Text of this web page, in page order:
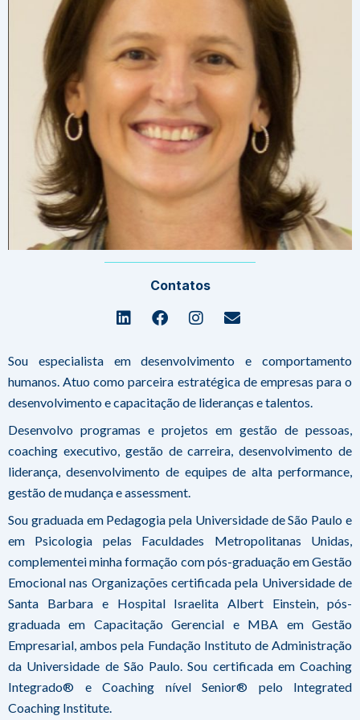
Contatos
LinkedinFacebook
InstagramEnvelope
Sou especialista em desenvolvimento e comportamento
humanos. Atuo como parceira estratégica de empresas para o
desenvolvimento e capacitação de lideranças e talentos.
Desenvolvo programas e projetos em gestão de pessoas,
coaching executivo, gestão de carreira, desenvolvimento de
liderança, desenvolvimento de equipes de alta performance,
gestão de mudança e assessment.
Sou graduada em Pedagogia pela Universidade de São Paulo e
em Psicologia pelas Faculdades Metropolitanas Unidas,
complementei minha formação com pós-graduação em Gestão
Emocional nas Organizações certificada pela Universidade de
Santa Barbara e Hospital Israelita Albert Einstein, pós-
graduada em Capacitação Gerencial e MBA em Gestão
Empresarial, ambos pela Fundação Instituto de Administração
da Universidade de São Paulo. Sou certificada em Coaching
Integrado® e Coaching nível Senior® pelo Integrated
Coaching Institute.